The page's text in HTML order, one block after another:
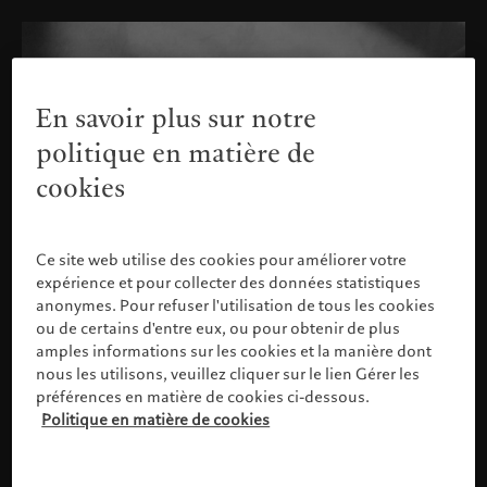
Veuillez confirmer votre profil
En savoir plus sur notre
politique en matière de
cookies
Ce site web utilise des cookies pour améliorer votre
expérience et pour collecter des données statistiques
anonymes. Pour refuser l'utilisation de tous les cookies
ou de certains d'entre eux, ou pour obtenir de plus
amples informations sur les cookies et la manière dont
nous les utilisons, veuillez cliquer sur le lien Gérer les
préférences en matière de cookies ci-dessous.
Politique en matière de cookies